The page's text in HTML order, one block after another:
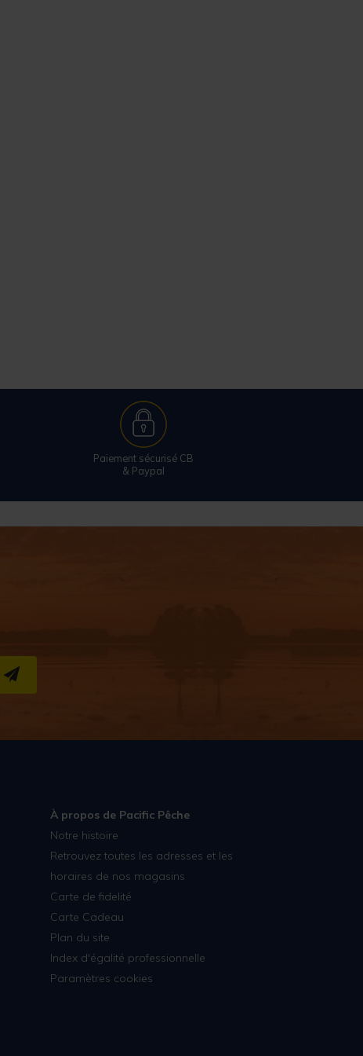
Paiement sécurisé CB
& Paypal
S''INSCRIRE
À propos de Pacific Pêche
Notre histoire
Retrouvez toutes les adresses et les
horaires de nos magasins
Carte de fidelité
Carte Cadeau
Plan du site
Index d'égalité professionnelle
Paramètres cookies